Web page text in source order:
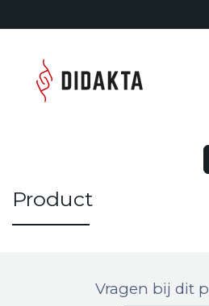
Product
Vragen bij dit